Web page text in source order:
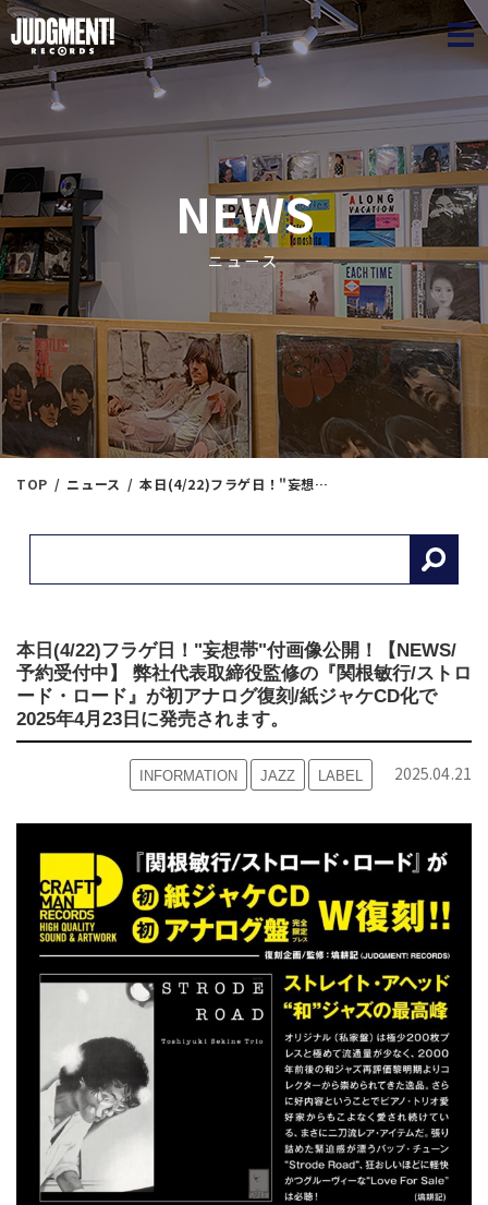
NEWS
ニュース
TOP ニュース 本日(4/22)フラゲ日！"妄想帯"付画像公開！【NEWS/予約受付中】 弊社代表取締役監修の『関根敏行/ストロード・ロード』が初アナログ復刻/紙ジャケCD化で2025年4月23日に発売されます。
本日(4/22)フラゲ日！"妄想帯"付画像公開！【NEWS/
予約受付中】 弊社代表取締役監修の『関根敏行/ストロ
ード・ロード』が初アナログ復刻/紙ジャケCD化で
2025年4月23日に発売されます。
INFORMATION JAZZ LABEL 2025.04.21